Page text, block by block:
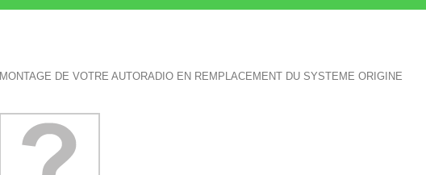
MONTAGE DE VOTRE AUTORADIO EN REMPLACEMENT DU SYSTEME ORIGINE